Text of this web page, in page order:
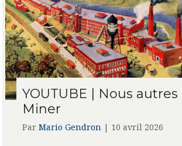
YOUTUBE | Nous autres
Miner
Par Mario Gendron | 10 avril 2026